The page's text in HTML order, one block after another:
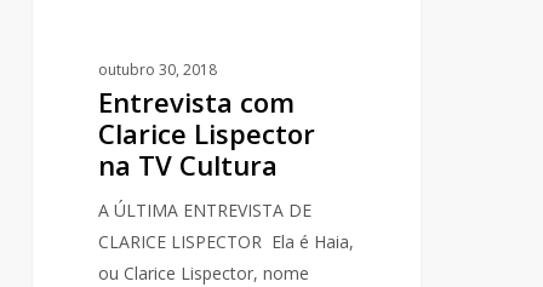
outubro 30, 2018
Entrevista com
Clarice Lispector
na TV Cultura
A ÚLTIMA ENTREVISTA DE
CLARICE LISPECTOR Ela é Haia,
ou Clarice Lispector, nome